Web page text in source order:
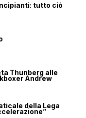
tutto ciò
Thunberg alle
Andrew
della Lega